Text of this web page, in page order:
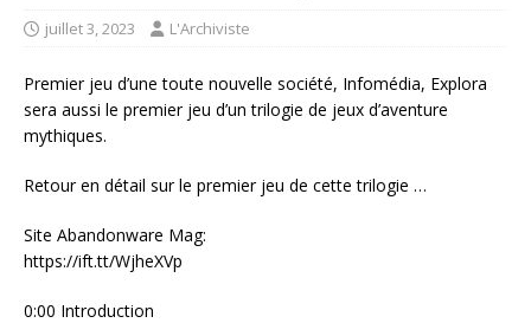
juillet 3, 2023 L'Archiviste
Premier jeu d’une toute nouvelle société, Infomédia, Explora
sera aussi le premier jeu d’un trilogie de jeux d’aventure
mythiques.
Retour en détail sur le premier jeu de cette trilogie …
Site Abandonware Mag:
https://ift.tt/WjheXVp
0:00 Introduction